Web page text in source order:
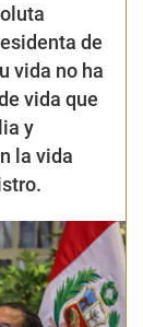
de
vida no ha
vida que
y
la vida